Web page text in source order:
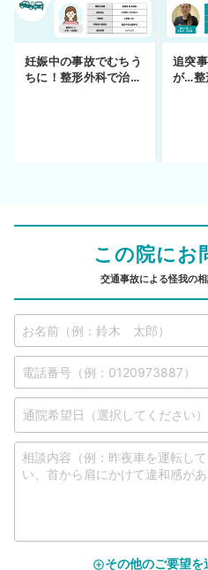
妊娠中の事故でむちう
ちに！整形外科で治療
追突
が…整
この院にお
交通事故による怪我の
add_circle_outlineその他のご要望を